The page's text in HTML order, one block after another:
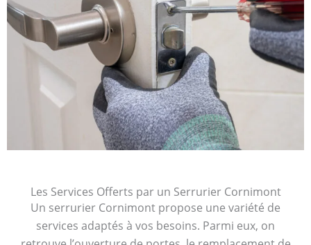
Les Services Offerts par un Serrurier Cornimont
Un serrurier Cornimont propose une variété de
services adaptés à vos besoins. Parmi eux, on